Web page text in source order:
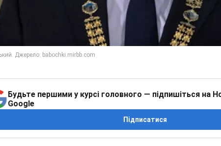
Будьте першими у курсі головного — підпишіться на
Google
Підписатися